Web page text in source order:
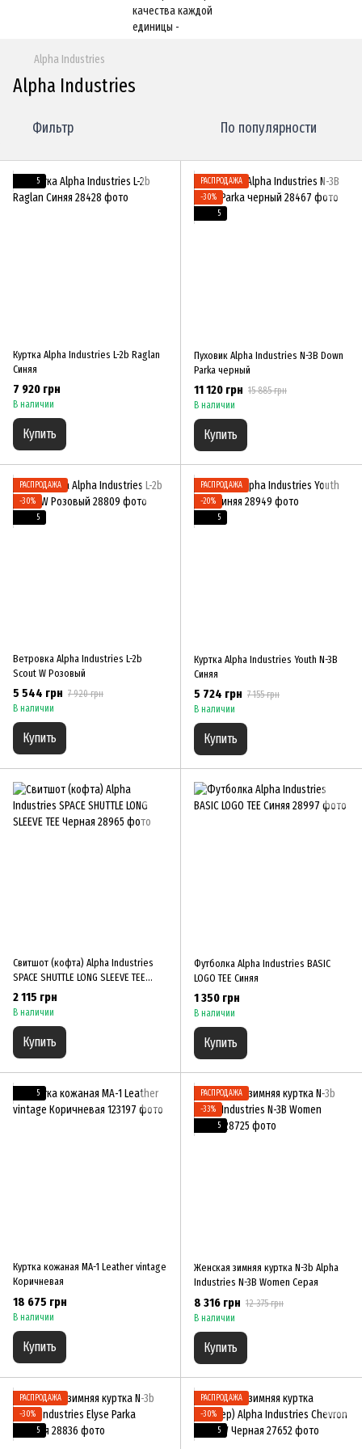
Alpha Industries
Alpha Industries
Фильтр По популярности
5
Куртка Alpha Industries L-2b Raglan
Синяя
7 920 грн
В наличии
Купить
РАСПРОДАЖА
−30%
5
Пуховик Alpha Industries N-3B Down
Parka черный
11 120 грн 15 885 грн
В наличии
Купить
РАСПРОДАЖА
−30%
5
Ветровка Alpha Industries L-2b
Scout W Розовый
5 544 грн 7 920 грн
В наличии
Купить
РАСПРОДАЖА
−20%
5
Куртка Alpha Industries Youth N-3B
Синяя
5 724 грн 7 155 грн
В наличии
Купить
Свитшот (кофта) Alpha Industries
SPACE SHUTTLE LONG SLEEVE TEE
Черная
2 115 грн
В наличии
Купить
Футболка Alpha Industries BASIC
LOGO TEE Синяя
1 350 грн
В наличии
Купить
5
Куртка кожаная MA-1 Leather vintage
Коричневая
18 675 грн
В наличии
Купить
РАСПРОДАЖА
−33%
5
Женская зимняя куртка N-3b Alpha
Industries N-3B Women Серая
8 316 грн 12 375 грн
В наличии
Купить
РАСПРОДАЖА
−30%
5
РАСПРОДАЖА
−30%
5